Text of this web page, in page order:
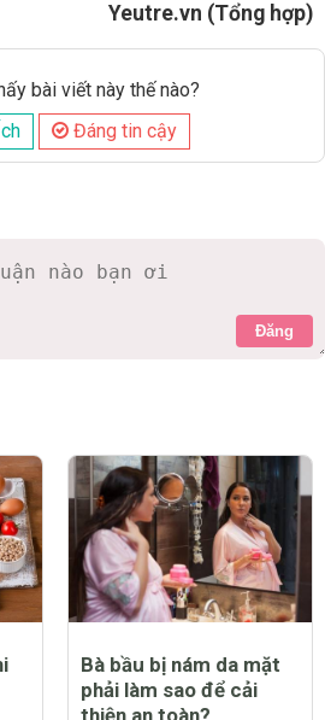
Yeutre.vn (Tổng hợp)
bài viết này thế nào?
Đáng tin cậy
Đăng
Bà bầu bị nám da mặt
phải làm sao để cải
thiện an toàn?